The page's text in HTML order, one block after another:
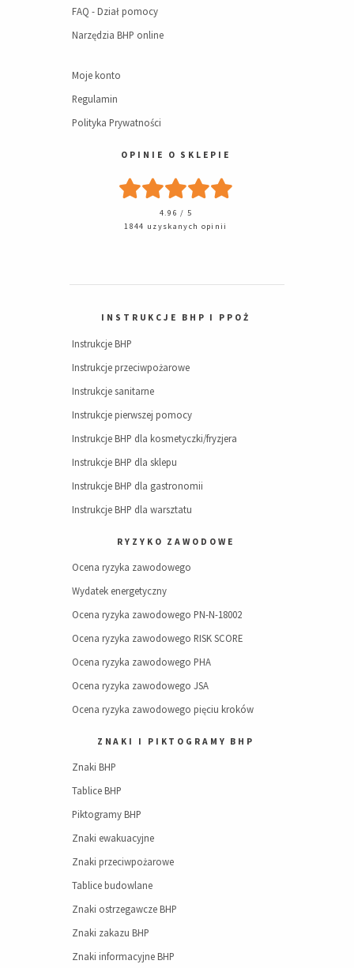
FAQ - Dział pomocy
Narzędzia BHP online
Moje konto
Regulamin
Polityka Prywatności
OPINIE O SKLEPIE
4.96 / 5
1844 uzyskanych opinii
INSTRUKCJE BHP I PPOŻ
Instrukcje BHP
Instrukcje przeciwpożarowe
Instrukcje sanitarne
Instrukcje pierwszej pomocy
Instrukcje BHP dla kosmetyczki/fryzjera
Instrukcje BHP dla sklepu
Instrukcje BHP dla gastronomii
Instrukcje BHP dla warsztatu
RYZYKO ZAWODOWE
Ocena ryzyka zawodowego
Wydatek energetyczny
Ocena ryzyka zawodowego PN-N-18002
Ocena ryzyka zawodowego RISK SCORE
Ocena ryzyka zawodowego PHA
Ocena ryzyka zawodowego JSA
Ocena ryzyka zawodowego pięciu kroków
ZNAKI I PIKTOGRAMY BHP
Znaki BHP
Tablice BHP
Piktogramy BHP
Znaki ewakuacyjne
Znaki przeciwpożarowe
Tablice budowlane
Znaki ostrzegawcze BHP
Znaki zakazu BHP
Znaki informacyjne BHP